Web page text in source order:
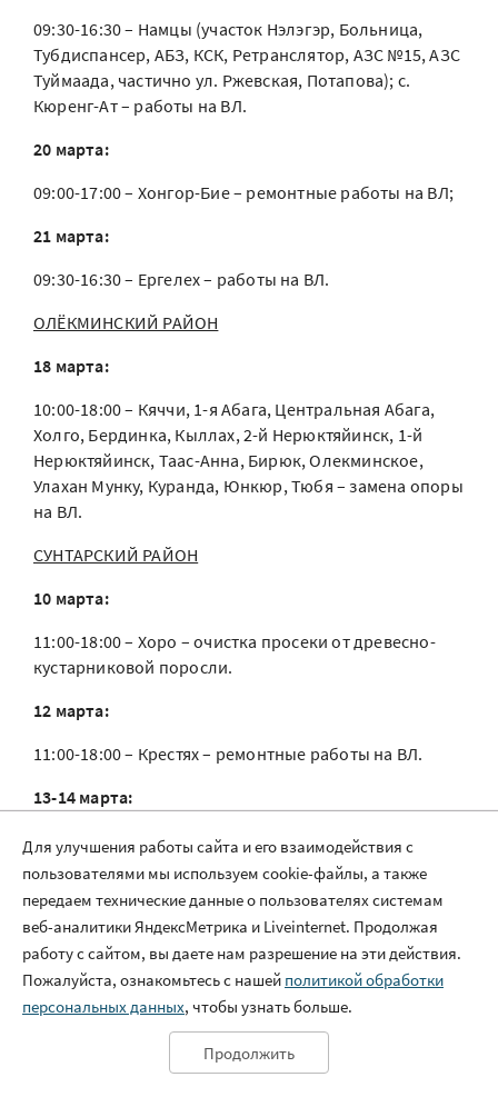
09:30-16:30 – Намцы (участок Нэлэгэр, Больница,
Тубдиспансер, АБЗ, КСК, Ретранслятор, АЗС №15, АЗС
Туймаада, частично ул. Ржевская, Потапова); с.
Кюренг-Ат – работы на ВЛ.
20 марта:
09:00-17:00 – Хонгор-Бие – ремонтные работы на ВЛ;
21 марта:
09:30-16:30 – Ергелех – работы на ВЛ.
ОЛЁКМИНСКИЙ РАЙОН
18 марта:
10:00-18:00 – Кяччи, 1-я Абага, Центральная Абага,
Холго, Бердинка, Кыллах, 2-й Нерюктяйинск, 1-й
Нерюктяйинск, Таас-Анна, Бирюк, Олекминское,
Улахан Мунку, Куранда, Юнкюр, Тюбя – замена опоры
на ВЛ.
СУНТАРСКИЙ РАЙОН
10 марта:
11:00-18:00 – Хоро – очистка просеки от древесно-
кустарниковой поросли.
12 марта:
11:00-18:00 – Крестях – ремонтные работы на ВЛ.
13-14 марта:
11:00-17:00 – Аллага, Мар-Кюель, Арылах (Жархан),
Арылах – ремонтные работы на ВЛ.
18 марта:
11:00-18:00 – Арылах (Кузнецкая), Аллага (Кузнецкая),
Арылах (Жархан) (ул. Г. Колесникова), Мар-Кюель –
ремонтные работы на ВЛ;
16:00-18:00 – Тойбохой – проверка оборудования
Для улучшения работы сайта и его взаимодействия с
пользователями мы используем cookie-файлы, а также
передаем технические данные о пользователях системам
веб-аналитики ЯндексМетрика и Liveinternet. Продолжая
работу с сайтом, вы даете нам разрешение на эти действия.
Пожалуйста, ознакомьтесь с нашей политикой обработки
персональных данных, чтобы узнать больше.
Продолжить